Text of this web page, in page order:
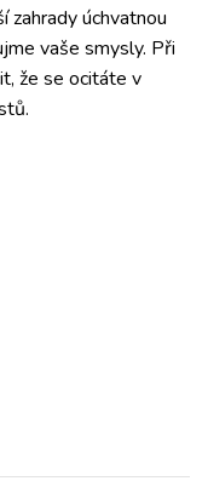
zahrady úchvatnou
vaše smysly. Při
že se ocitáte v